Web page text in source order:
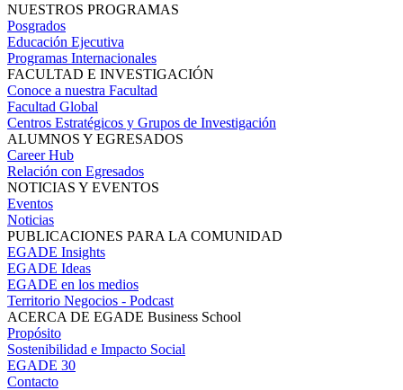
NUESTROS PROGRAMAS
Posgrados
Educación Ejecutiva
Programas Internacionales
FACULTAD E INVESTIGACIÓN
Conoce a nuestra Facultad
Facultad Global
Centros Estratégicos y Grupos de Investigación
ALUMNOS Y EGRESADOS
Career Hub
Relación con Egresados
NOTICIAS Y EVENTOS
Eventos
Noticias
PUBLICACIONES PARA LA COMUNIDAD
EGADE Insights
EGADE Ideas
EGADE en los medios
Territorio Negocios - Podcast
ACERCA DE EGADE Business School
Propósito
Sostenibilidad e Impacto Social
EGADE 30
Contacto